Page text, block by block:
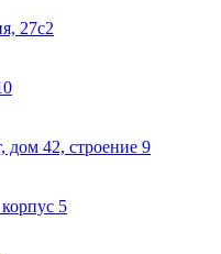
27с2
дом 42, строение 9
5